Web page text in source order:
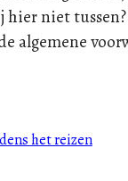
niet
algemene
het reizen